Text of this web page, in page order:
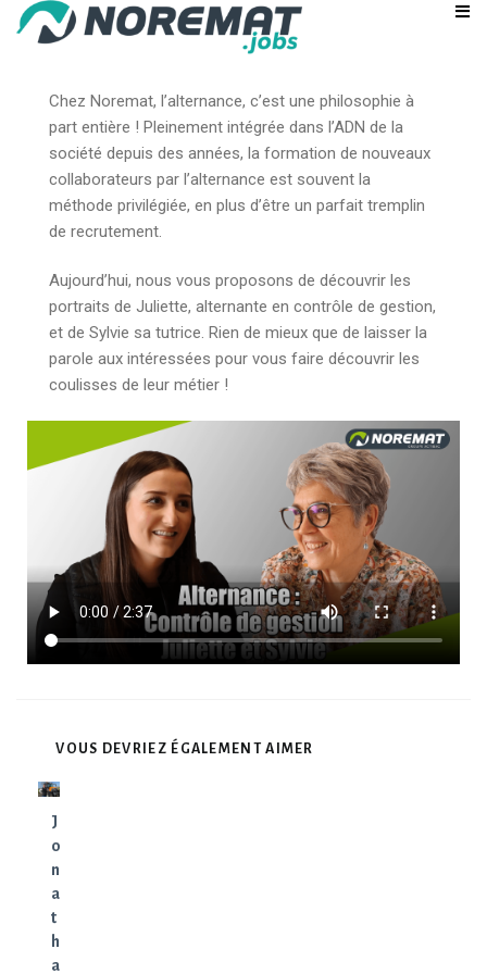
Chez Noremat, l’alternance, c’est une philosophie à
part entière ! Pleinement intégrée dans l’ADN de la
société depuis des années, la formation de nouveaux
collaborateurs par l’alternance est souvent la
méthode privilégiée, en plus d’être un parfait tremplin
de recrutement.
Aujourd’hui, nous vous proposons de découvrir les
portraits de Juliette, alternante en contrôle de gestion,
et de Sylvie sa tutrice. Rien de mieux que de laisser la
parole aux intéressées pour vous faire découvrir les
coulisses de leur métier !
VOUS DEVRIEZ ÉGALEMENT AIMER
J
o
n
a
t
h
a